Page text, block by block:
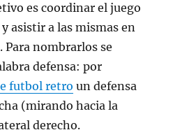
es coordinar el juego
asistir a las mismas en
Para nombrarlos se
defensa: por
futbol retro un defensa
(mirando hacia la
derecho.